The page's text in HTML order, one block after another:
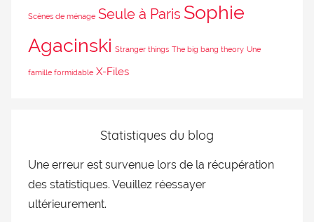
Scènes de ménage Seule à Paris Sophie
Agacinski Stranger things The big bang theory Une
famille formidable X-Files
Statistiques du blog
Une erreur est survenue lors de la récupération
des statistiques. Veuillez réessayer
ultérieurement.